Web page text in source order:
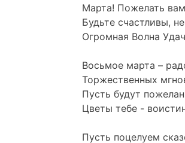
Марта! Пожелать
Будьте счастливы,
Огромная Волна
Восьмое марта –
Торжественных
Пусть будут
Цветы тебе -
Пусть поцелуем